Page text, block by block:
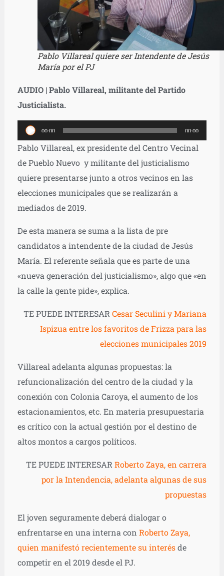
Pablo Villareal quiere ser Intendente de Jesús
María por el PJ
AUDIO | Pablo Villareal, militante del Partido
Justicialista.
Reproductor
de
audio
00:00 00:00
Pablo Villareal, ex presidente del Centro Vecinal
de Pueblo Nuevo y militante del justicialismo
quiere presentarse junto a otros vecinos en las
elecciones municipales que se realizarán a
mediados de 2019.
De esta manera se suma a la lista de pre
candidatos a intendente de la ciudad de Jesús
María. El referente señala que es parte de una
«nueva generación del justicialismo», algo que «en
la calle la gente pide», explica.
TE PUEDE INTERESARCesar Seculini y Mariana
Ispizua entre los favoritos de Frizza para las
elecciones municipales 2019
Villareal adelanta algunas propuestas: la
refuncionalización del centro de la ciudad y la
conexión con Colonia Caroya, el aumento de los
estacionamientos, etc. En materia presupuestaria
es crítico con la actual gestión por el destino de
altos montos a cargos políticos.
TE PUEDE INTERESARRoberto Zaya, en carrera
por la Intendencia, adelanta algunas de sus
propuestas
El joven seguramente deberá dialogar o
enfrentarse en una interna con Roberto Zaya,
quien manifestó recientemente su interésde
competir en el 2019 desde el PJ.